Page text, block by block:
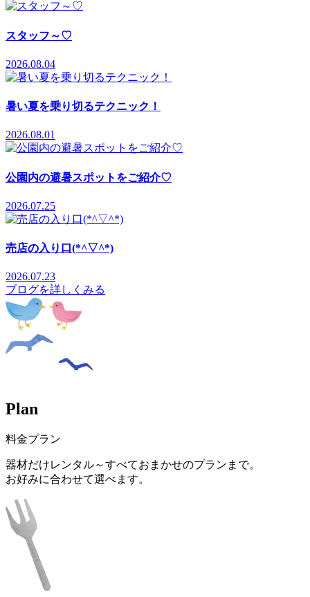
スタッフ～♡
2026.08.04
暑い夏を乗り切るテクニック！
2026.08.01
公園内の避暑スポットをご紹介♡
2026.07.25
売店の入り口(*^▽^*)
2026.07.23
ブログを詳しくみる
Plan
料金プラン
器材だけレンタル～すべておまかせのプランまで。
お好みに合わせて選べます。